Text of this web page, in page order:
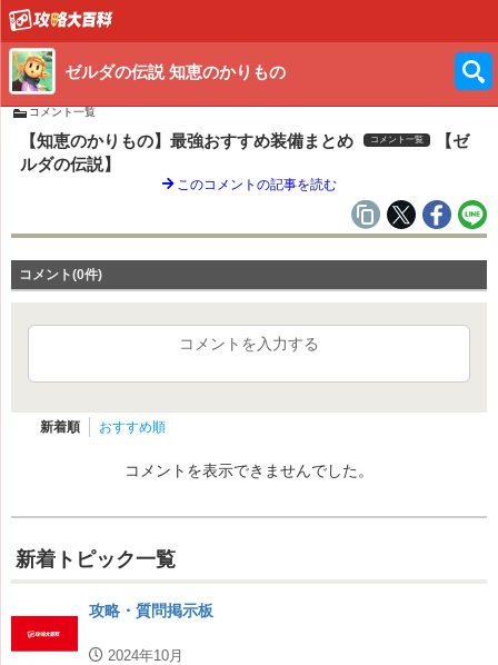
ゼルダの伝説 知恵のかりもの
コメント一覧
【知恵のかりもの】最強おすすめ装備まとめ コメント一覧
【ゼ
ルダの伝説】
このコメントの記事を読む
コメント(0件)
コメントを入力する
新着順 おすすめ順
コメントを表示できませんでした。
新着トピック一覧
攻略・質問掲示板
2024年10月